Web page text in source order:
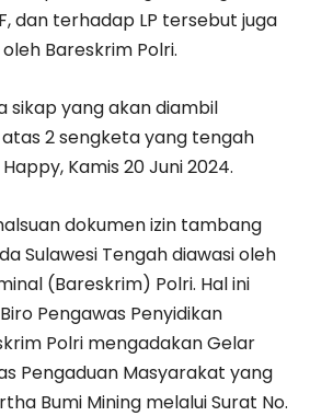
dan terhadap LP tersebut juga
Bareskrim Polri.
sikap yang akan diambil
2 sengketa yang tengah
Kamis 20 Juni 2024.
dokumen izin tambang
Sulawesi Tengah diawasi oleh
(Bareskrim) Polri. Hal ini
Pengawas Penyidikan
Polri mengadakan Gelar
Pengaduan Masyarakat yang
Bumi Mining melalui Surat No.